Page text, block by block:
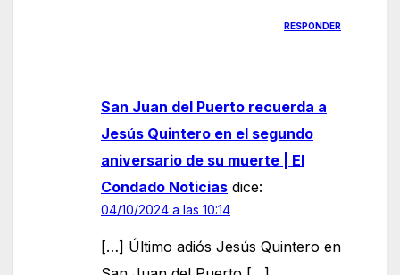
RESPONDER
San Juan del Puerto recuerda a
Jesús Quintero en el segundo
aniversario de su muerte | El
Condado Noticias dice:
04/10/2024 a las 10:14
[…] Último adiós Jesús Quintero en